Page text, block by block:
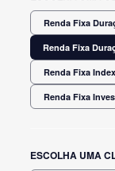
Renda Fixa
Renda Fixa
Renda Fixa
Renda Fixa
ESCOLHA UMA